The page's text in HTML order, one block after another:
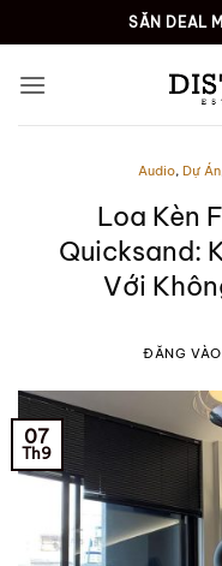
qua
nội
SĂN DEAL
Audio, Dự Án
Loa Kèn
Quicksand:
Với
ĐĂNG
07
Th9